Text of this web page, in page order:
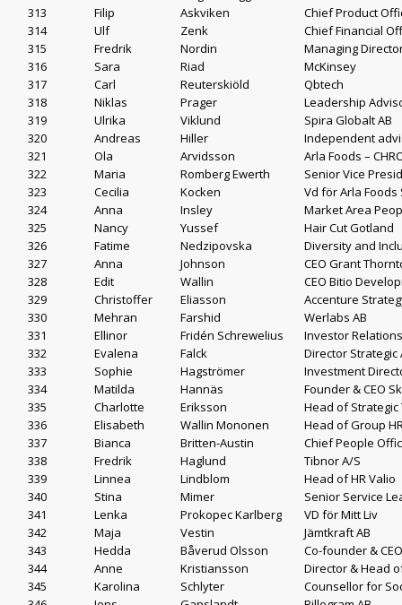
313
Filip Askviken
Chief Product
314
Ulf Zenk
Chief Financial
315
Fredrik Nordin
Managing
316
Sara Riad
McKinsey
317
Carl Reuterskiöld
Qbtech
318
Niklas Prager
Leadership
319
Ulrika Viklund
Spira Globalt AB
320
Andreas Hiller
Independent
321
Ola Arvidsson
Arla Foods –
322
Maria Romberg Ewerth
Senior Vice
323
Cecilia Kocken
Vd för Arla Foods
324
Anna Insley
Market Area
325
Nancy Yussef
Hair Cut Gotland
326
Fatime Nedzipovska
Diversity and
327
Anna Johnson
CEO Grant
328
Edit Wallin
CEO Bitio
329
Christoffer Eliasson
Accenture
330
Mehran Farshid
Werlabs AB
331
Ellinor Fridén Schrewelius
Investor
332
Evalena Falck
Director Strategic
333
Sophie Hagströmer
Investment
334
Matilda Hannäs
Founder & CEO
335
Charlotte Eriksson
Head of
336
Elisabeth Wallin Mononen
Head of Group
337
Bianca Britten-Austin
Chief People
338
Fredrik Haglund
Tibnor A/S
339
Linnea Lindblom
Head of HR Valio
340
Stina Mimer
Senior Service
341
Lenka Prokopec Karlberg
VD för Mitt Liv
342
Maja Vestin
Jämtkraft AB
343
Hedda Båverud Olsson
Co-founder &
344
Anne Kristiansson
Director & Head
345
Karolina Schlyter
Counsellor for